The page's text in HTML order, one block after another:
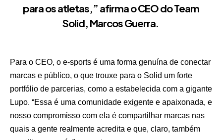
para os atletas,” afirma o CEO do Team
Solid, Marcos Guerra.
Para o CEO, o e-sports é uma forma genuína de conectar
marcas e público, o que trouxe para o Solid um forte
portfólio de parcerias, como a estabelecida com a gigante
Lupo. “Essa é uma comunidade exigente e apaixonada, e
nosso compromisso com ela é compartilhar marcas nas
quais a gente realmente acredita e que, claro, também